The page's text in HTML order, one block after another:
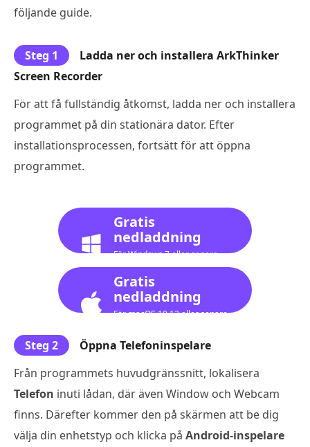
följande guide.
Steg 1
Ladda ner och installera ArkThinker
Screen Recorder
För att få fullständig åtkomst, ladda ner och installera
programmet på din stationära dator. Efter
installationsprocessen, fortsätt för att öppna
programmet.
Gratis
nedladdning
För Windows 7 eller senare
Gratis
nedladdning
För macOS 10.12 eller senare
Steg 2
Öppna Telefoninspelare
Från programmets huvudgränssnitt, lokalisera
Telefon inuti lådan, där även Window och Webcam
finns. Därefter kommer den på skärmen att be dig
välja din enhetstyp och klicka på Android-inspelare